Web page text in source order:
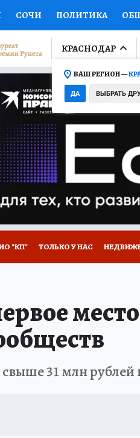
СОЧИ ПОЛИТИКА
КОЛУМНИСТЫ
ОТКРЫВАЕМ МИР
ПРОМОКОДЫ
ТЕЛЕВИЗОР КОЛЛЕКЦИИ
НОВОЕ НА САЙТЕ
КРАСНОДАР
ВАШ РЕГИОН —
ДА ВЫБРАТЬ
"КП" ТОЛЬКО У НАС
31 млн